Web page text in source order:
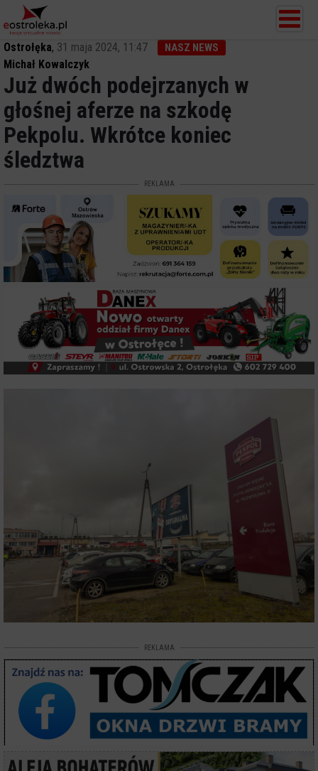
Ostrołęka, 31 maja 2024, 11:47 NASZ NEWS
Michał Kowalczyk
Już dwóch podejrzanych w
głośnej aferze na szkodę
Pekpolu. Wkrótce koniec
śledztwa
REKLAMA
REKLAMA